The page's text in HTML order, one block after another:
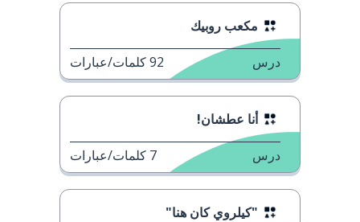
مكعب روبيك
درس 92كلمات/عبارات
أنا عطشان!
درس 7 كلمات/عبارات
"كيلروي كان هنا"